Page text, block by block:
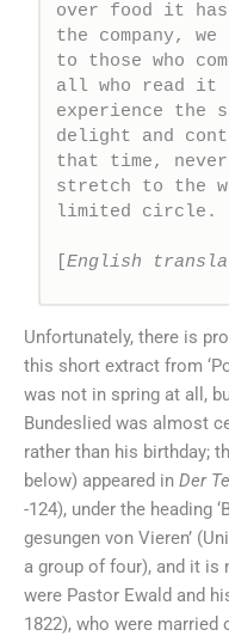
over food it has
the company,
to those who
all who read it
experience the
delight and
that time,
stretch to the
limited circle.
English
Unfortunately, there is
this short extract from
was not in spring at all,
Bundeslied was almost
rather than his birthday;
below) appeared in Der
-124), under the heading
gesungen von Vieren’
a group of four), and it is
were Pastor Ewald and
1822), who were married